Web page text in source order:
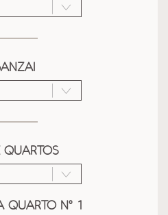
QUARTOS
QUARTO Nº 1